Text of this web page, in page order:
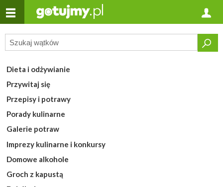
Dieta i odżywianie
Przywitaj się
Przepisy i potrawy
Porady kulinarne
Galerie potraw
Imprezy kulinarne i konkursy
Domowe alkohole
Groch z kapustą